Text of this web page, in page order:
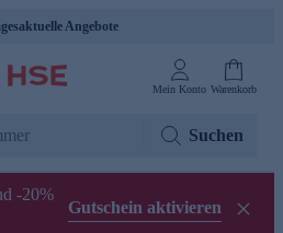
Angebote
Mein Konto Warenkorb
Suchen
-20%
Gutschein aktivieren